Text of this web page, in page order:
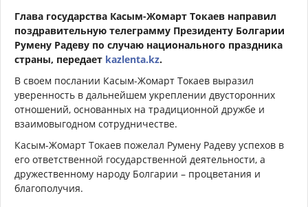
Глава государства Касым-Жомарт Токаев направил
поздравительную телеграмму Президенту Болгарии
Румену Радеву по случаю национального праздника
страны, передает kazlenta.kz.
В своем послании Касым-Жомарт Токаев выразил
уверенность в дальнейшем укреплении двусторонних
отношений, основанных на традиционной дружбе и
взаимовыгодном сотрудничестве.
Касым-Жомарт Токаев пожелал Румену Радеву успехов в
его ответственной государственной деятельности, а
дружественному народу Болгарии – процветания и
благополучия.